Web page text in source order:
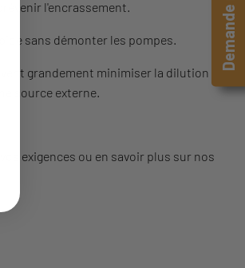
l'encrassement.
sans démonter les pompes.
grandement minimiser la dilution
source externe.
exigences ou en savoir plus sur nos